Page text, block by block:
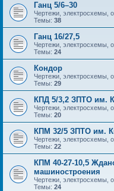
Ганц 5/6–30
Чертежи, электросхемы,
Темы: 38
Ганц 16/27,5
Чертежи, электросхемы,
Темы: 24
Кондор
Чертежи, электросхемы,
Темы: 29
КПД 5/3,2 ЗПТО им.
Чертежи, электросхемы,
Темы: 20
КПМ 32/5 ЗПТО им.
Чертежи, электросхемы,
Темы: 22
КПМ 40-27-10,5
машиностроения
Чертежи, электросхемы,
Темы: 24